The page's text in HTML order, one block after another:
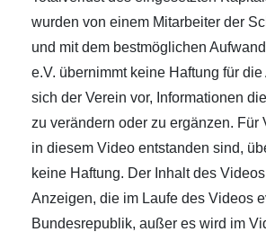
wurden von einem Mitarbeiter der
und mit dem bestmöglichen
e.V. übernimmt keine Haftung für
sich der Verein vor, Informationen
zu verändern oder zu ergänzen.
in diesem Video entstanden sind,
keine Haftung. Der Inhalt des
Anzeigen, die im Laufe des Videos
Bundesrepublik, außer es wird im